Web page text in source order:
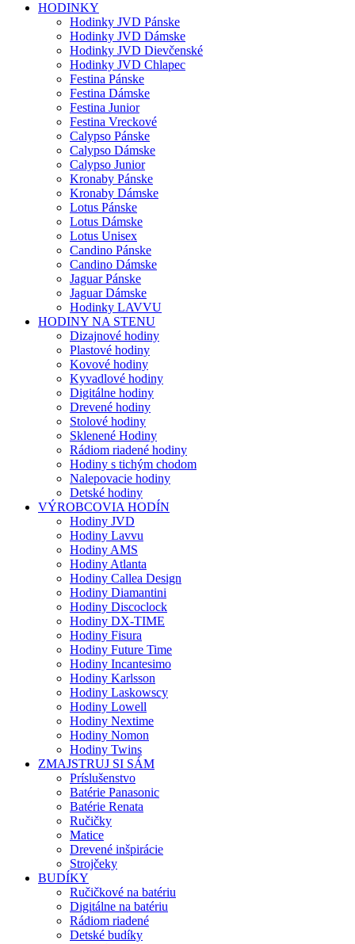
HODINKY
Hodinky JVD Pánske
Hodinky JVD Dámske
Hodinky JVD Dievčenské
Hodinky JVD Chlapec
Festina Pánske
Festina Dámske
Festina Junior
Festina Vreckové
Calypso Pánske
Calypso Dámske
Calypso Junior
Kronaby Pánske
Kronaby Dámske
Lotus Pánske
Lotus Dámske
Lotus Unisex
Candino Pánske
Candino Dámske
Jaguar Pánske
Jaguar Dámske
Hodinky LAVVU
HODINY NA STENU
Dizajnové hodiny
Plastové hodiny
Kovové hodiny
Kyvadlové hodiny
Digitálne hodiny
Drevené hodiny
Stolové hodiny
Sklenené Hodiny
Rádiom riadené hodiny
Hodiny s tichým chodom
Nalepovacie hodiny
Detské hodiny
VÝROBCOVIA HODÍN
Hodiny JVD
Hodiny Lavvu
Hodiny AMS
Hodiny Atlanta
Hodiny Callea Design
Hodiny Diamantini
Hodiny Discoclock
Hodiny DX-TIME
Hodiny Fisura
Hodiny Future Time
Hodiny Incantesimo
Hodiny Karlsson
Hodiny Laskowscy
Hodiny Lowell
Hodiny Nextime
Hodiny Nomon
Hodiny Twins
ZMAJSTRUJ SI SÁM
Príslušenstvo
Batérie Panasonic
Batérie Renata
Ručičky
Matice
Drevené inšpirácie
Strojčeky
BUDÍKY
Ručičkové na batériu
Digitálne na batériu
Rádiom riadené
Detské budíky